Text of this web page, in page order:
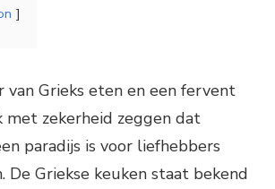
Grieks eten en een fervent
met zekerheid zeggen dat
paradijs is voor liefhebbers
De Griekse keuken staat bekend